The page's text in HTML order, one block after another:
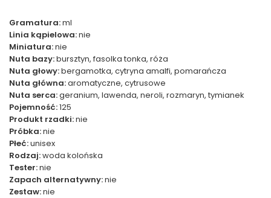
Gramatura:ml
Linia kąpielowa:nie
Miniatura:nie
Nuta bazy:bursztyn, fasolka tonka, róża
Nuta głowy:bergamotka, cytryna amalfi, pomarańcza
Nuta główna:aromatyczne, cytrusowe
Nuta serca:geranium, lawenda, neroli, rozmaryn, tymianek
Pojemność:125
Produkt rzadki:nie
Próbka:nie
Płeć:unisex
Rodzaj:woda kolońska
Tester:nie
Zapach alternatywny:nie
Zestaw:nie